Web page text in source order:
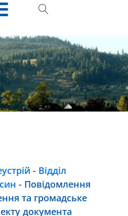
- Відділ
- Повідомлення
та громадське
документа